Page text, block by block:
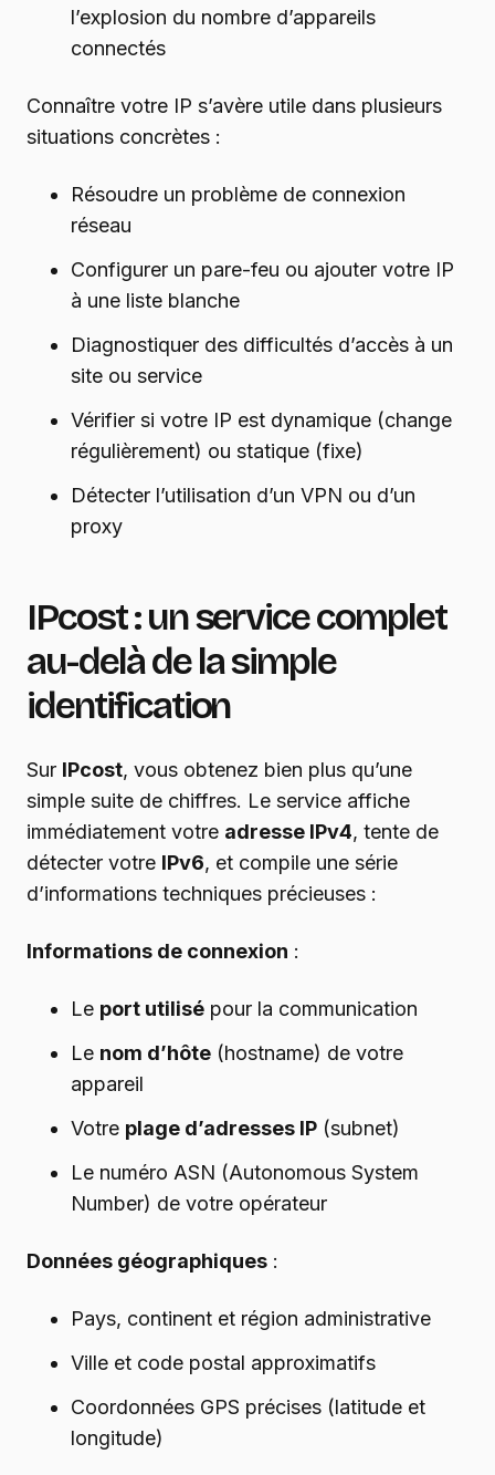
l’explosion du nombre d’appareils
connectés
Connaître votre IP s’avère utile dans plusieurs
situations concrètes :
Résoudre un problème de connexion
réseau
Configurer un pare-feu ou ajouter votre IP
à une liste blanche
Diagnostiquer des difficultés d’accès à un
site ou service
Vérifier si votre IP est dynamique (change
régulièrement) ou statique (fixe)
Détecter l’utilisation d’un VPN ou d’un
proxy
IPcost : un service complet
au-delà de la simple
identification
Sur IPcost, vous obtenez bien plus qu’une
simple suite de chiffres. Le service affiche
immédiatement votre adresse IPv4, tente de
détecter votre IPv6, et compile une série
d’informations techniques précieuses :
Informations de connexion :
Le port utilisé pour la communication
Le nom d’hôte (hostname) de votre
appareil
Votre plage d’adresses IP (subnet)
Le numéro ASN (Autonomous System
Number) de votre opérateur
Données géographiques :
Pays, continent et région administrative
Ville et code postal approximatifs
Coordonnées GPS précises (latitude et
longitude)